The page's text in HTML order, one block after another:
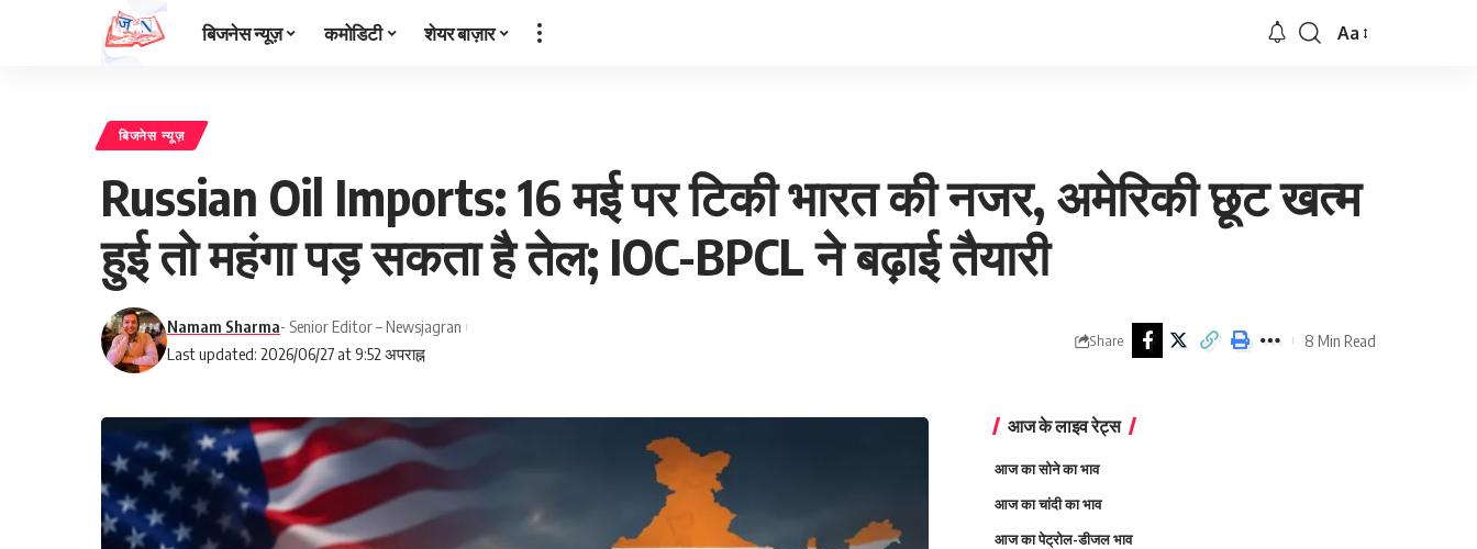
बिजनेस न्यूज़ कमोडिटी शेयर बाज़ार
Font
Aa
बिजनेस न्यूज़
Russian Oil Imports: 16 मई पर टिकी भारत की नजर, अमेरिकी छूट खत्म
हुई तो महंगा पड़ सकता है तेल; IOC-BPCL ने बढ़ाई तैयारी
Last updated: 2026/06/27 at 9:52 अपराह्न
Namam Sharma- Senior Editor – Newsjagran
Share 8 Min Read
आज के लाइव रेट्स
आज का सोने का भाव
आज का चांदी का भाव
आज का पेट्रोल-डीजल भाव